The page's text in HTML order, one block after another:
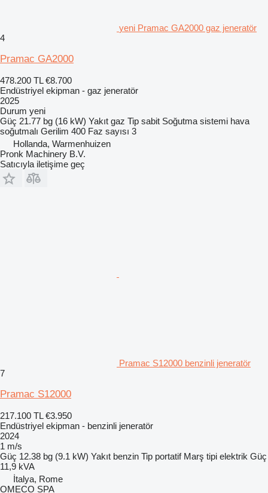
yeni Pramac GA2000 gaz jeneratör
4
Pramac GA2000
478.200 TL €8.700
Endüstriyel ekipman - gaz jeneratör
2025
Durum yeni
Güç 21.77 bg (16 kW) Yakıt gaz Tip sabit Soğutma sistemi hava
soğutmalı Gerilim 400 Faz sayısı 3
Hollanda, Warmenhuizen
Pronk Machinery B.V.
Satıcıyla iletişime geç
Pramac S12000 benzinli jeneratör
7
Pramac S12000
217.100 TL €3.950
Endüstriyel ekipman - benzinli jeneratör
2024
1 m/s
Güç 12.38 bg (9.1 kW) Yakıt benzin Tip portatif Marş tipi elektrik Güç
11,9 kVA
İtalya, Rome
OMECO SPA